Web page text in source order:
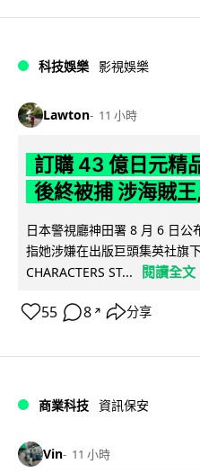
科技娛樂 影視娛樂
Lawton 11 小時
訂購 43 億日元精
後終被捕 涉海賊
日本警視廳神田署 8 月 6 日公
指她涉嫌在出版巨頭集英社旗
CHARACTERS ST...
閱讀全文
55 8 ↗ 分享
商業科技 資訊保安
Vin 11 小時